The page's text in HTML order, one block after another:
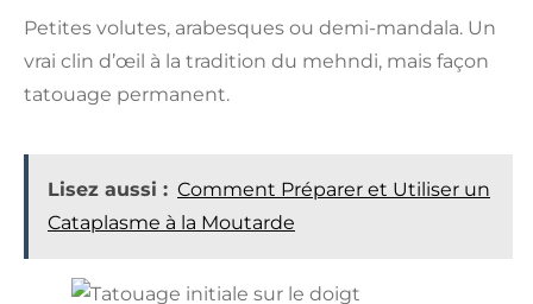
Petites volutes, arabesques ou demi-mandala. Un
vrai clin d’œil à la tradition du mehndi, mais façon
tatouage permanent.
Lisez aussi : Comment Préparer et Utiliser un
Cataplasme à la Moutarde